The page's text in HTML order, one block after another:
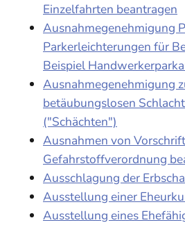
Einzelfahrten beantragen
Ausnahmegenehmigung
Parkerleichterungen für
Beispiel
Ausnahmegenehmigung
betäubungslosen
("Schächten")
Ausnahmen von
Gefahrstoffverordnung
Ausschlagung der
Ausstellung einer
Ausstellung eines